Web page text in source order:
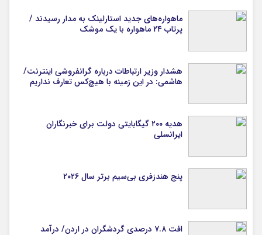
ماهواره‌های جدید استارلینک به مدار رسیدند /
پرتاب ۲۴ ماهواره با یک موشک
هشدار وزیر ارتباطات درباره گرانفروشی اینترنت/
هاشمی: در این زمینه با هیچ‌کس تعارف نداریم
هدیه ۲۰۰ گیگابایتی دولت برای خبرنگاران
ایرانسلی
پنج هندزفری بی‌سیم برتر سال ۲۰۲۶
افت ۷.۸ درصدی گردشگران در اردن/ درآمد